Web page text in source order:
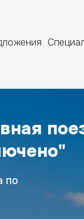
море
и